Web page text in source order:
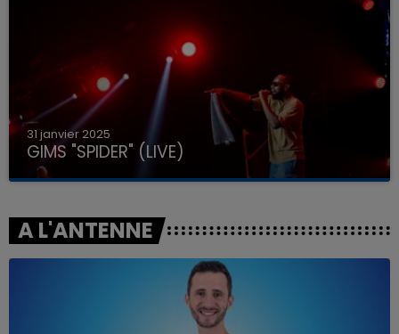
31 janvier 2025
GIMS "SPIDER" (LIVE)
A L'ANTENNE